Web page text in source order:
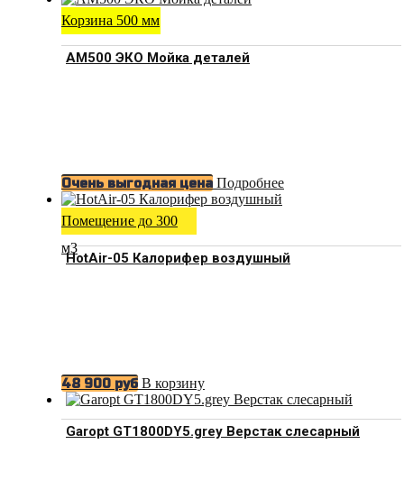
Корзина 500 мм
АМ500 ЭКО Мойка деталей
Очень выгодная цена Подробнее
Помещение до 300
м3
HotAir-05 Калорифер воздушный
48 900 руб В корзину
Garopt GT1800DY5.grey Верстак слесарный